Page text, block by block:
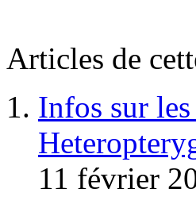
Articles de
Infos sur
11 février